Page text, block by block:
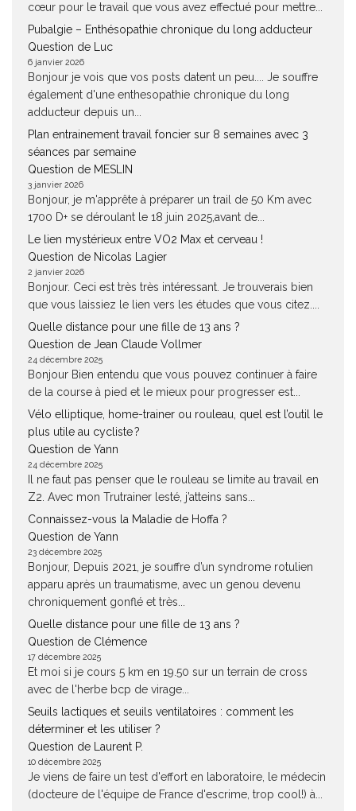
cœur pour le travail que vous avez effectué pour mettre...
Pubalgie – Enthésopathie chronique du long adducteur
Question de Luc
6 janvier 2026
Bonjour je vois que vos posts datent un peu.... Je souffre
également d'une enthesopathie chronique du long
adducteur depuis un...
Plan entrainement travail foncier sur 8 semaines avec 3
séances par semaine
Question de MESLIN
3 janvier 2026
Bonjour, je m'apprête à préparer un trail de 50 Km avec
1700 D+ se déroulant le 18 juin 2025,avant de...
Le lien mystérieux entre VO2 Max et cerveau !
Question de Nicolas Lagier
2 janvier 2026
Bonjour. Ceci est très très intéressant. Je trouverais bien
que vous laissiez le lien vers les études que vous citez....
Quelle distance pour une fille de 13 ans ?
Question de Jean Claude Vollmer
24 décembre 2025
Bonjour Bien entendu que vous pouvez continuer à faire
de la course à pied et le mieux pour progresser est...
Vélo elliptique, home-trainer ou rouleau, quel est l’outil le
plus utile au cycliste ?
Question de Yann
24 décembre 2025
Il ne faut pas penser que le rouleau se limite au travail en
Z2. Avec mon Trutrainer lesté, j’atteins sans...
Connaissez-vous la Maladie de Hoffa ?
Question de Yann
23 décembre 2025
Bonjour, Depuis 2021, je souffre d’un syndrome rotulien
apparu après un traumatisme, avec un genou devenu
chroniquement gonflé et très...
Quelle distance pour une fille de 13 ans ?
Question de Clémence
17 décembre 2025
Et moi si je cours 5 km en 19.50 sur un terrain de cross
avec de l'herbe bcp de virage...
Seuils lactiques et seuils ventilatoires : comment les
déterminer et les utiliser ?
Question de Laurent P.
10 décembre 2025
Je viens de faire un test d'effort en laboratoire, le médecin
(docteure de l'équipe de France d'escrime, trop cool!) à...